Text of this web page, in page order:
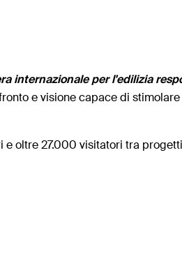
internazionale per l'edilizia
e visione capace di
e oltre 27.000 visitatori tra